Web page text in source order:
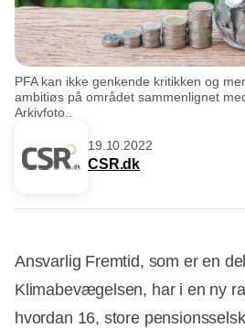
PFA kan ikke genkende kritikken og
ambitiøs på området sammenlignet
Arkivfoto..
19.10.2022
CSR.dk
Ansvarlig Fremtid, som er en
Klimabevægelsen, har i en ny
hvordan 16, store